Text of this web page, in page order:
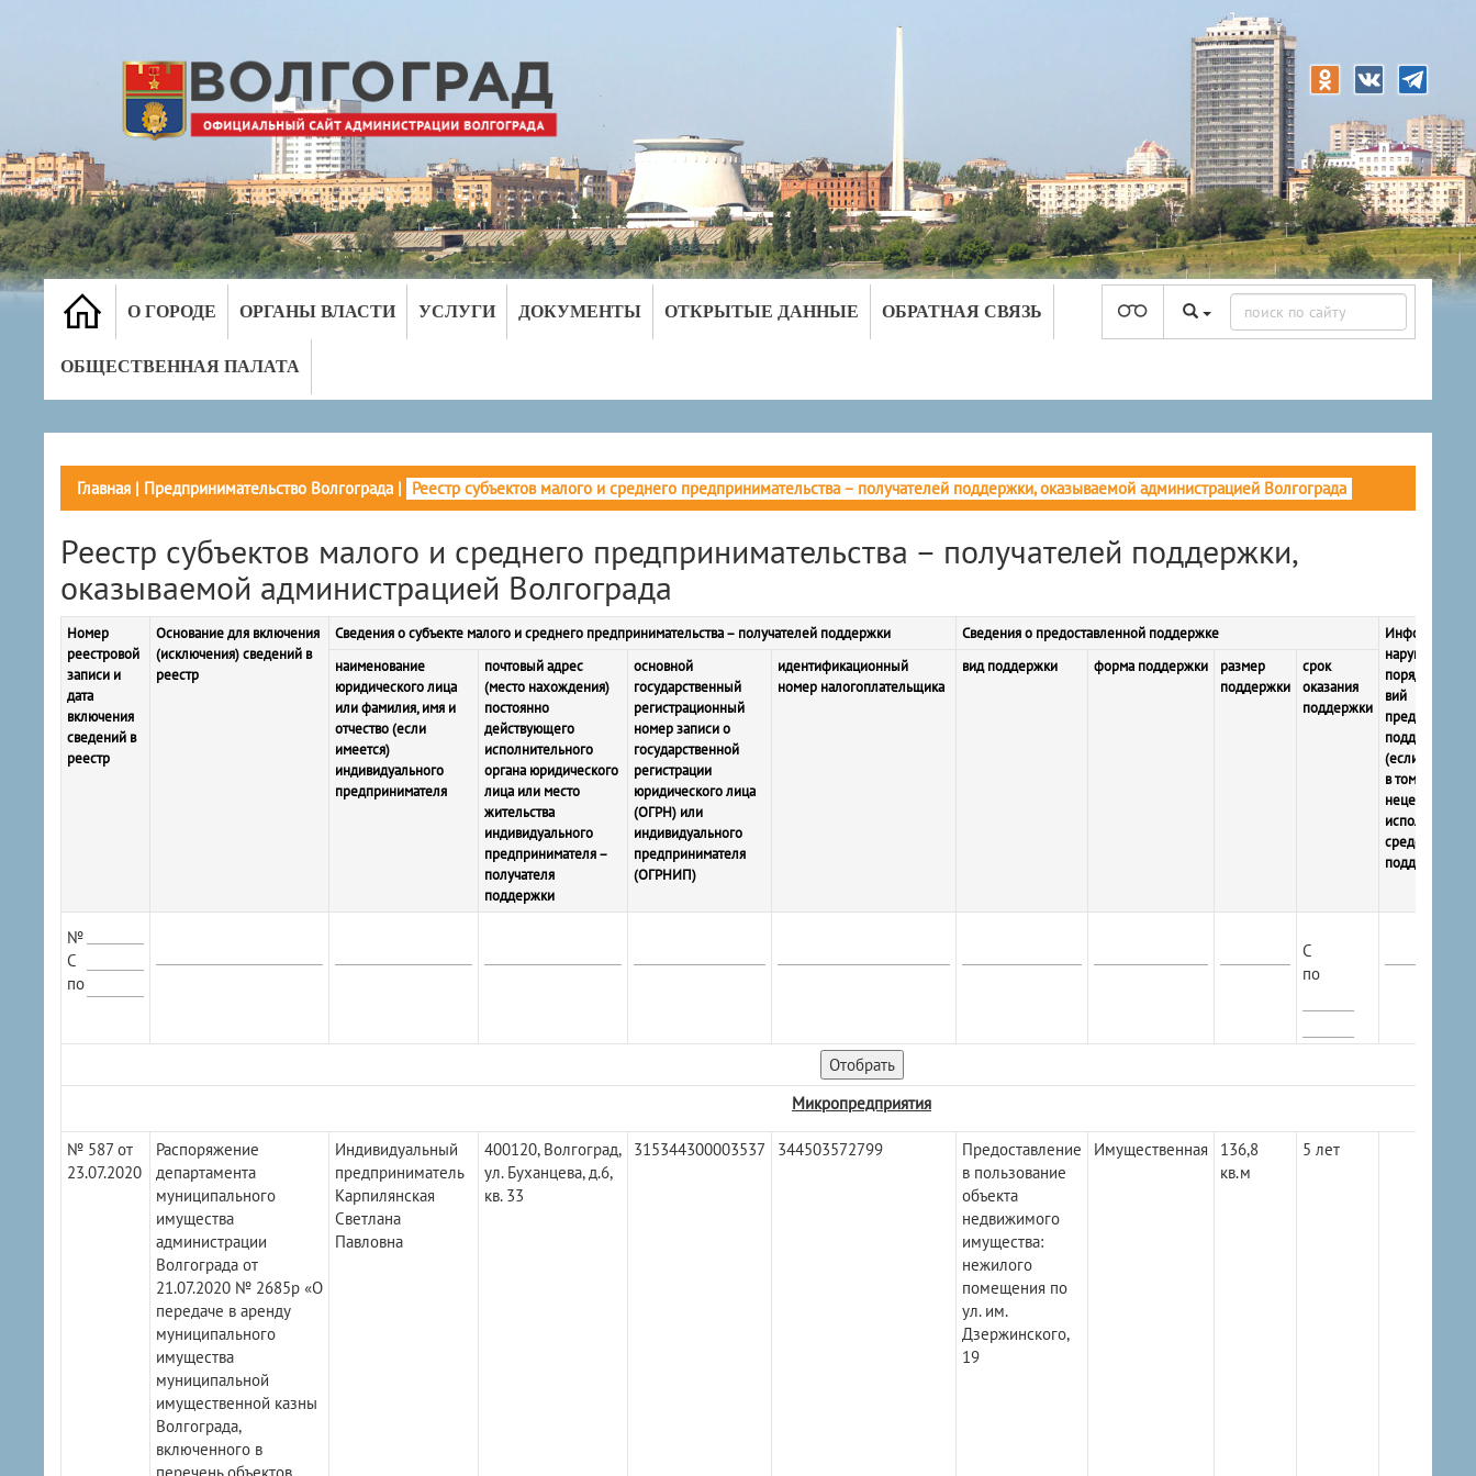
О ГОРОДЕ ОРГАНЫ ВЛАСТИ УСЛУГИ ДОКУМЕНТЫ ОТКРЫТЫЕ ДАННЫЕ ОБРАТНАЯ СВЯЗЬ
ОБЩЕСТВЕННАЯ ПАЛАТА
Главная | Предпринимательство Волгограда | Реестр субъектов малого и среднего предпринимательства – получателей поддержки, оказываемой администрацией Волгограда
Реестр субъектов малого и среднего предпринимательства – получателей поддержки,
оказываемой администрацией Волгограда
Номер
реестровой
записи и
дата
включения
сведений в
реестр
Основание для включения
(исключения) сведений в
реестр
Сведения о субъекте малого и среднего предпринимательства – получателей поддержки Сведения о предоставленной поддержке
Информация о
нарушении
порядка и
вий
поддержки
(если
в том числе о
нецелевом
средств
поддержки
наименование
юридического лица
или фамилия, имя и
отчество (если
имеется)
индивидуального
предпринимателя
почтовый адрес
(место нахождения)
постоянно
действующего
исполнительного
органа юридического
лица или место
жительства
индивидуального
предпринимателя –
получателя
поддержки
основной
государственный
регистрационный
номер записи о
государственной
регистрации
юридического лица
(ОГРН) или
индивидуального
предпринимателя
(ОГРНИП)
идентификационный
номер налогоплательщика
вид поддержки форма поддержки
размер
поддержки
срок
оказания
поддержки
№
С
по
С
по
Микропредприятия
№ 587 от
23.07.2020
Распоряжение
департамента
муниципального
имущества
администрации
Волгограда от
21.07.2020 № 2685р «О
передаче в аренду
муниципального
имущества
муниципальной
имущественной казны
Волгограда,
включенного в
Индивидуальный
предприниматель
Карпилянская
Светлана
Павловна
400120, Волгоград,
ул. Буханцева, д.6,
кв. 33
315344300003537 344503572799
Предоставление
в пользование
объекта
недвижимого
имущества:
нежилого
помещения по
ул. им.
Дзержинского,
19
Имущественная
136,8
кв.м
5 лет